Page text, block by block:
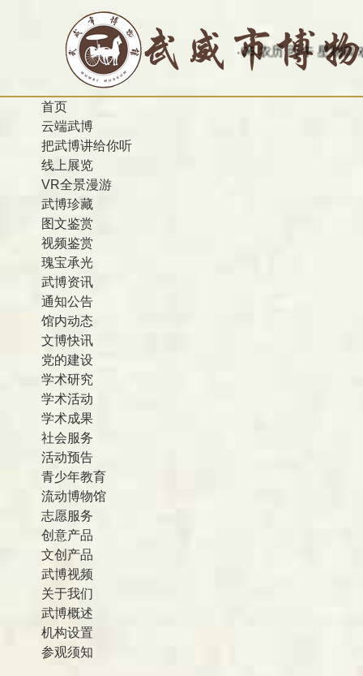
今天是：2026-08-06 农历 丙午 星期四欢迎访问甘
首页
云端武博
把武博讲给你听
线上展览
VR全景漫游
武博珍藏
图文鉴赏
视频鉴赏
瑰宝承光
武博资讯
通知公告
馆内动态
文博快讯
党的建设
学术研究
学术活动
学术成果
社会服务
活动预告
青少年教育
流动博物馆
志愿服务
创意产品
文创产品
武博视频
关于我们
武博概述
机构设置
参观须知